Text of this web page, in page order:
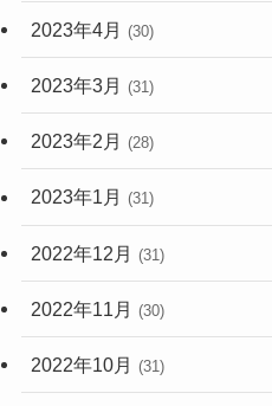
2023年4月 (30)
2023年3月 (31)
2023年2月 (28)
2023年1月 (31)
2022年12月 (31)
2022年11月 (30)
2022年10月 (31)